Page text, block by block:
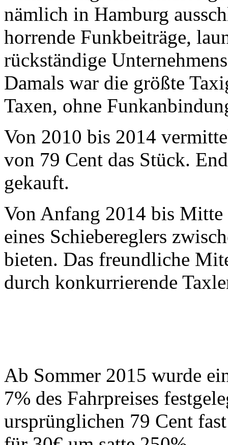
nämlich in Hamburg
horrende Funkbeiträge,
rückständige
Damals war die größte
Taxen, ohne
Von 2010 bis 2014
von 79 Cent das Stück.
gekauft.
Von Anfang 2014 bis
eines Schiebereglers
bieten. Das freundliche
durch konkurrierende
Ab Sommer 2015 wurde
7% des Fahrpreises
ursprünglichen 79 Cent